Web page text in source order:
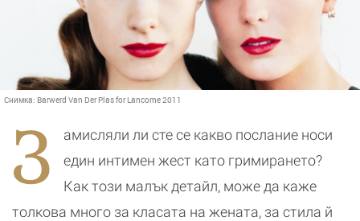
Снимка: Barwerd Van Der Plas for Lancome 2011
З
амисляли ли сте се какво послание носи
един интимен жест като гримирането?
Как този малък детайл, може да каже
толкова много за класата на жената, за стила й